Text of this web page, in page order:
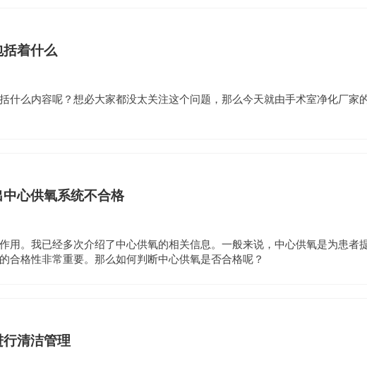
着什么
什么内容呢？想必大家都没太关注这个问题，那么今天就由手术室净化厂家
心供氧系统不合格
用。我已经多次介绍了中心供氧的相关信息。一般来说，中心供氧是为患者
合格性非常重要。那么如何判断中心供氧是否合格呢？
清洁管理